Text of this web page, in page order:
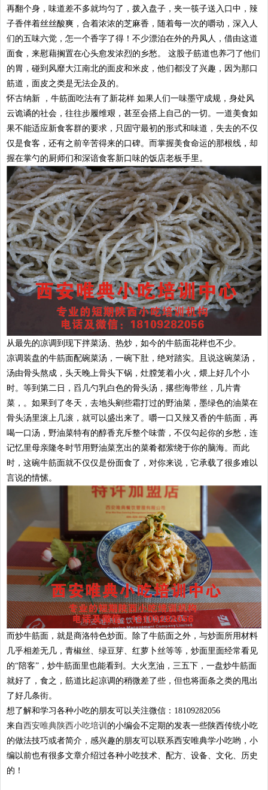
再翻个身，味道差不多就均匀了，拨入盘子，夹一筷子送入口中，辣
子香伴着丝丝酸爽，合着浓浓的芝麻香，随着每一次的嚼动，深入人
们的五味六觉，怎一个香字了得！不少漂泊在外的丹凤人，借由这道
面食，来慰藉搁置在心头愈发浓烈的乡愁。 这股子筋道也养刁了他们
的胃，碰到风靡大江南北的面皮和米皮，他们都没了兴趣，因为那口
筋道，面皮之类是无法企及的。
怀古纳新 ，牛筋面吃法有了新花样 如果人们一味墨守成规，身处风
云诡谲的社会，往往步履维艰，甚至会搭上自己的一切。一道美食如
果不能适应新食客群的要求，只固守最初的形式和味道，失去的不仅
仅是食客，还有之前辛苦得来的口碑。而掌握美食命运的那根线，却
握在掌勺的厨师们和深谙食客新口味的饭店老板手里。
从最先的凉调到现下拌菜汤、热炒，如今的牛筋面花样也不少。
凉调装盘的牛筋面配碗菜汤，一碗下肚，绝对踏实。且说这碗菜汤，
汤由骨头熬成，头天晚上骨头下锅，灶膛笼着小火，煨上好几个小
时。等到第二日，舀几勺乳白色的骨头汤，撂些海带丝，几片青
菜，。如果到了冬天，去地头剜些霜打过的野油菜，墨绿色的油菜在
骨头汤里滚上几滚，就可以盛出来了。嚼一口又辣又香的牛筋面，再
喝一口汤，野油菜特有的醇香充斥整个味蕾，不仅勾起你的乡愁，连
记忆里母亲隆冬时节用野油菜烹出的菜肴都萦绕于你的脑海。而此
时，这碗牛筋面就不仅仅是份面食了，对你来说，它承载了很多难以
言说的情愫。
而炒牛筋面，就是商洛特色炒面。除了牛筋面之外，与炒面所用材料
几乎相差无几，青椒丝、绿豆芽、红萝卜丝等等，炒面里面经常看见
的“陪客”，炒牛筋面里也能看到。大火烹油，三五下，一盘炒牛筋面
就好了，食之，筋道比起凉调的稍微差了些，但也将面条之类的甩出
了好几条街。
想了解和学习各种小吃的朋友可以关注微信：18109282056
来自西安唯典陕西小吃培训 的小编会不定期的发表一些陕西传统小吃
的做法技巧或者简介，感兴趣的朋友可以联系西安唯典学小吃哟，小
编以前也有很多文章介绍过各种小吃技术、配方、设备、文化、历史
的！